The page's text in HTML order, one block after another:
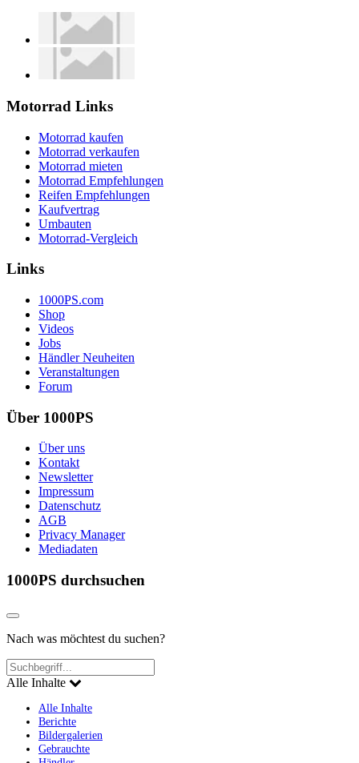
Motorrad Links
Motorrad kaufen
Motorrad verkaufen
Motorrad mieten
Motorrad Empfehlungen
Reifen Empfehlungen
Kaufvertrag
Umbauten
Motorrad-Vergleich
Links
1000PS.com
Shop
Videos
Jobs
Händler Neuheiten
Veranstaltungen
Forum
Über 1000PS
Über uns
Kontakt
Newsletter
Impressum
Datenschutz
AGB
Privacy Manager
Mediadaten
1000PS durchsuchen
Nach was möchtest du suchen?
Alle Inhalte
Alle Inhalte
Berichte
Bildergalerien
Gebrauchte